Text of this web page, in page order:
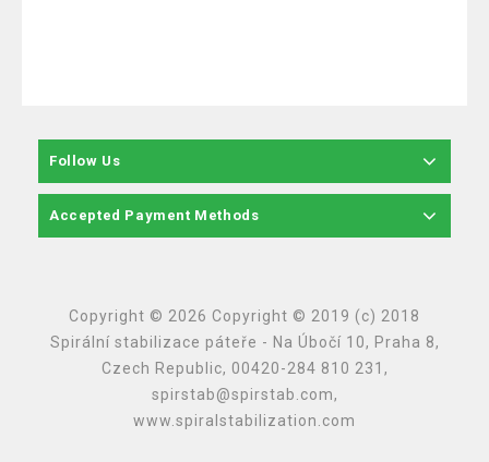
Follow Us
Accepted Payment Methods
Copyright © 2026 Copyright © 2019 (c) 2018
Spirální stabilizace páteře - Na Úbočí 10, Praha 8,
Czech Republic, 00420-284 810 231,
spirstab@spirstab.com,
www.spiralstabilization.com